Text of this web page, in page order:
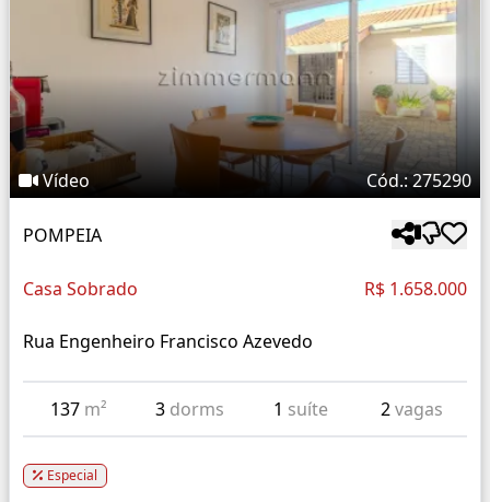
Vídeo Cód.: 275290
POMPEIA
Casa Sobrado R$ 1.658.000
Rua Engenheiro Francisco Azevedo
137 m² 3 dorms 1 suíte 2vagas
Especial